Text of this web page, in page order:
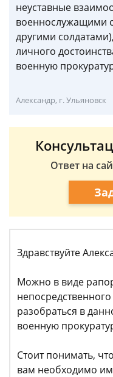
неуставные
военнослужащими
другими
личного
военную
Александр, г. Ульяновск
Ответ на
Здравствуйте
Можно в виде
разобраться в
военную
Стоит понимать,
вам необходимо